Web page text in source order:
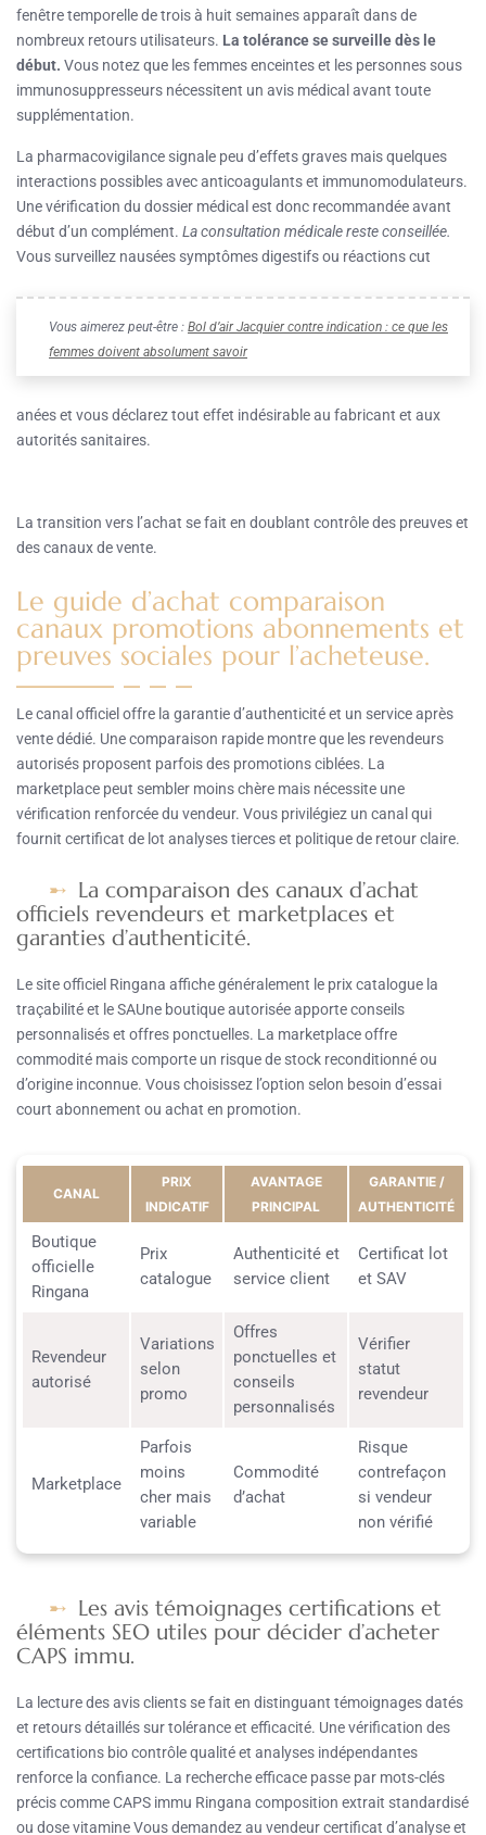
fenêtre temporelle de trois à huit semaines apparaît dans de
nombreux retours utilisateurs. La tolérance se surveille dès le
début. Vous notez que les femmes enceintes et les personnes sous
immunosuppresseurs nécessitent un avis médical avant toute
supplémentation.
La pharmacovigilance signale peu d’effets graves mais quelques
interactions possibles avec anticoagulants et immunomodulateurs.
Une vérification du dossier médical est donc recommandée avant
début d’un complément. La consultation médicale reste conseillée.
Vous surveillez nausées symptômes digestifs ou réactions cut
Vous aimerez peut-être : Bol d’air Jacquier contre indication : ce que les
femmes doivent absolument savoir
anées et vous déclarez tout effet indésirable au fabricant et aux
autorités sanitaires.
La transition vers l’achat se fait en doublant contrôle des preuves et
des canaux de vente.
Le guide d’achat comparaison
canaux promotions abonnements et
preuves sociales pour l’acheteuse.
Le canal officiel offre la garantie d’authenticité et un service après
vente dédié. Une comparaison rapide montre que les revendeurs
autorisés proposent parfois des promotions ciblées. La
marketplace peut sembler moins chère mais nécessite une
vérification renforcée du vendeur. Vous privilégiez un canal qui
fournit certificat de lot analyses tierces et politique de retour claire.
La comparaison des canaux d’achat
officiels revendeurs et marketplaces et
garanties d’authenticité.
Le site officiel Ringana affiche généralement le prix catalogue la
traçabilité et le SAUne boutique autorisée apporte conseils
personnalisés et offres ponctuelles. La marketplace offre
commodité mais comporte un risque de stock reconditionné ou
d’origine inconnue. Vous choisissez l’option selon besoin d’essai
court abonnement ou achat en promotion.
CANAL
PRIX
INDICATIF
AVANTAGE
PRINCIPAL
GARANTIE /
AUTHENTICITÉ
Boutique
officielle
Ringana
Prix
catalogue
Authenticité et
service client
Certificat lot
et SAV
Revendeur
autorisé
Variations
selon
promo
Offres
ponctuelles et
conseils
personnalisés
Vérifier
statut
revendeur
Marketplace
Parfois
moins
cher mais
variable
Commodité
d’achat
Risque
contrefaçon
si vendeur
non vérifié
Les avis témoignages certifications et
éléments SEO utiles pour décider d’acheter
CAPS immu.
La lecture des avis clients se fait en distinguant témoignages datés
et retours détaillés sur tolérance et efficacité. Une vérification des
certifications bio contrôle qualité et analyses indépendantes
renforce la confiance. La recherche efficace passe par mots-clés
précis comme CAPS immu Ringana composition extrait standardisé
ou dose vitamine Vous demandez au vendeur certificat d’analyse et